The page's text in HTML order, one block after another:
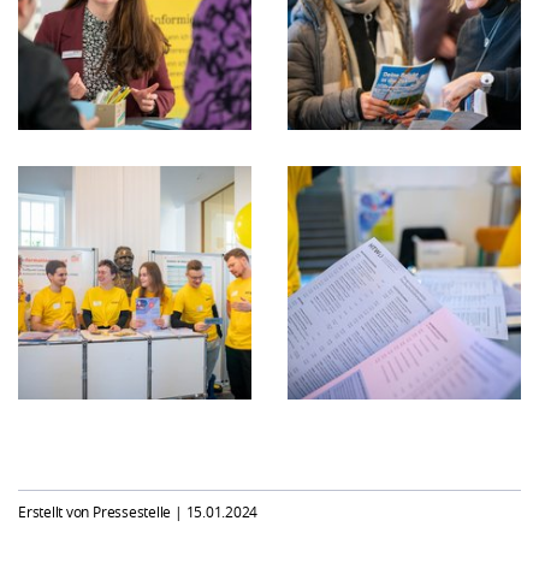
Erstellt von Pressestelle | 15.01.2024